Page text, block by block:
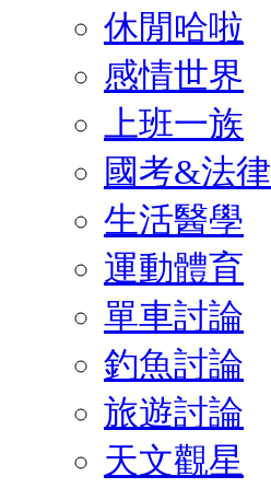
休閒哈啦
感情世界
上班一族
國考&法律
生活醫學
運動體育
單車討論
釣魚討論
旅遊討論
天文觀星